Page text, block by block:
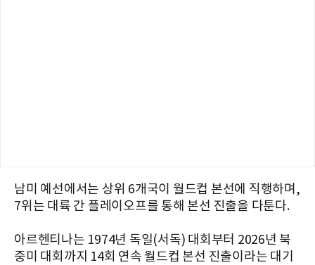
남미 예선에서는 상위 6개국이 월드컵 본선에 직행하며,
7위는 대륙 간 플레이오프를 통해 본선 진출을 다툰다.
아르헨티나는 1974년 독일(서독) 대회부터 2026년 북
중미 대회까지 14회 연속 월드컵 본선 진출이라는 대기